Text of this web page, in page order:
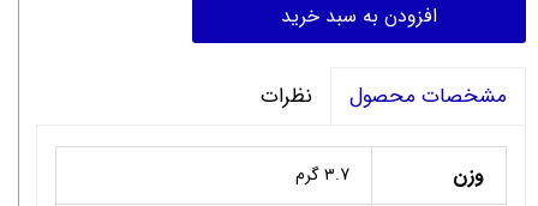
افزودن به سبد خرید
مشخصات محصول نظرات
وزن ۳‌.7 گرم